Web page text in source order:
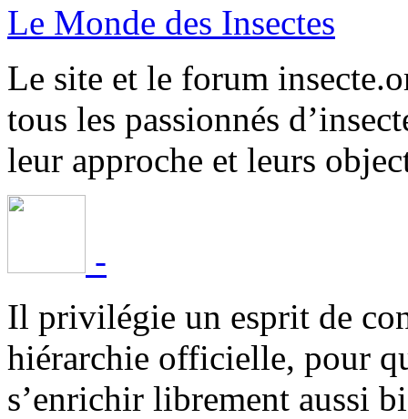
Le Monde des Insectes
Le site et le forum
tous les passionnés
leur approche et leurs
-
Il privilégie un esprit de
hiérarchie officielle, pour
s’enrichir librement aussi